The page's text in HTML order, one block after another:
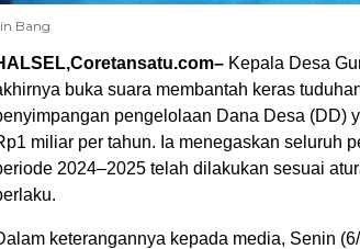
Bang
Kepala Desa
buka suara membantah keras
pengelolaan Dana Desa (DD)
miliar per tahun. Ia menegaskan seluruh
2024–2025 telah dilakukan sesuai
keterangannya kepada media, Senin